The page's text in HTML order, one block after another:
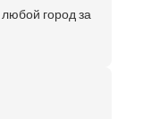
любой город за